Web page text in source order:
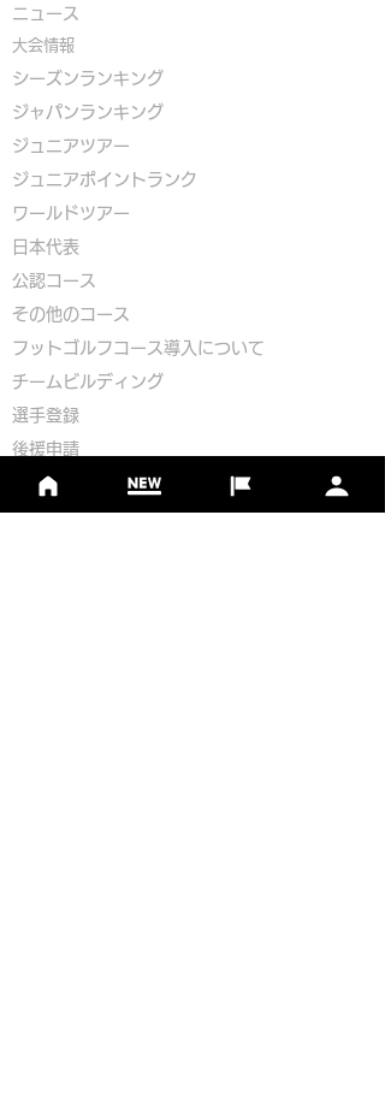
​ニュース
大会情報
シーズンランキング
ジャパンランキング
ジュニアツアー
ジュニアポイントランク
​ワールドツアー
​​日本代表
公認コース
​その他のコース
​ フットゴルフコース導入について
​チームビルディング
選手登録​
​後援申請
​イベント依頼
プライバシーポリシー